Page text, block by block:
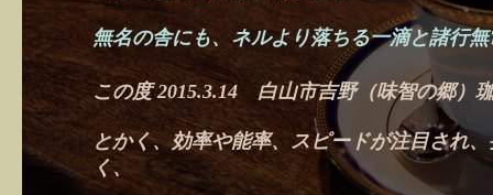
無名の舎にも、ネルより落ちる一滴と諸行
この度2015.3.14 白山市吉野（味智の郷）
とかく、効率や能率、スピードが注目され
く、